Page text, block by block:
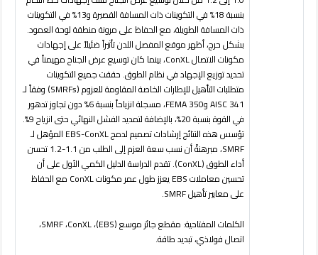
بنسبة 18% في التكوينات ذات المسافة القصيرة و13% في التكوينات
ذات المسافة الطويلة، مع الحفاظ على مرونة منطقة لوحة العمود.
بشكل حرج، أظهر موقع المفصل اللدن تأثيراً ضئيلاً على إجهادات
مكونات الاتصالConXL، بينما كان توسيع عرض الجناح مهيمناً في
تحديد توزيع الإجهاد في نظام الطوق. حققت جميع التكوينات
متطلبات التأهيل للإطارات الخاصة المقاومة للعزوم (SMRFs) وفقاً لـ
AISC 341وFEMA 350
، مسجلة انزياحاً بنسبة 6% دون تجاوز تدهور
في القوة بنسبة 20%، بالإضافة لتمديد الفشل النهائي حتى انزياح 9%.
تؤسس هذه النتائج إرشادات تصميم لدمجEBS-ConXL المؤهل لـ
SMRF
، مبرهنةً أن نسب سعة العزم إلى الطلب من 1.1-1.2 تحسن
أداء الطوق (ConXL). تقدم الدراسة الدليل الكمي الأول على أن
تحسين معاملاتEBSيعزز طول عمر مكوناتConXL مع الحفاظ
على معايير تأهيلSMRF
.
الكلمات المفتاحية: مقطع جائز موسع(EBS)،ConXL،SMRF،
اتصال فولاذي، تبديد طاقة.